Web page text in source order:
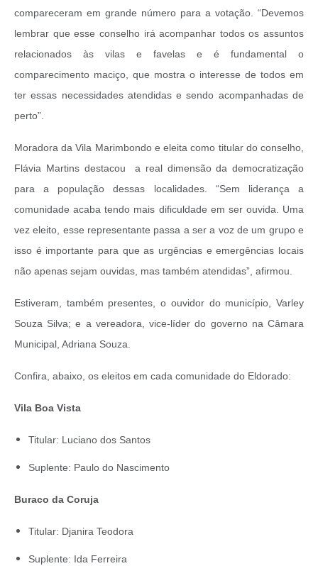
compareceram em grande número para a votação. “Devemos
lembrar que esse conselho irá acompanhar todos os assuntos
relacionados às vilas e favelas e é fundamental o
comparecimento maciço, que mostra o interesse de todos em
ter essas necessidades atendidas e sendo acompanhadas de
perto”.
Moradora da Vila Marimbondo e eleita como titular do conselho,
Flávia Martins destacou a real dimensão da democratização
para a população dessas localidades. “Sem liderança a
comunidade acaba tendo mais dificuldade em ser ouvida. Uma
vez eleito, esse representante passa a ser a voz de um grupo e
isso é importante para que as urgências e emergências locais
não apenas sejam ouvidas, mas também atendidas”, afirmou.
Estiveram, também presentes, o ouvidor do município, Varley
Souza Silva; e a vereadora, vice-líder do governo na Câmara
Municipal, Adriana Souza.
Confira, abaixo, os eleitos em cada comunidade do Eldorado:
Vila Boa Vista
Titular: Luciano dos Santos
Suplente: Paulo do Nascimento
Buraco da Coruja
Titular: Djanira Teodora
Suplente: Ida Ferreira